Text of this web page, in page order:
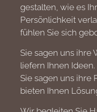
gestalten, wie es
Persönlichkeit
fühlen Sie sich
Sie sagen uns ihre
liefern Ihnen Ideen.
Sie sagen uns ihre
bieten Ihnen